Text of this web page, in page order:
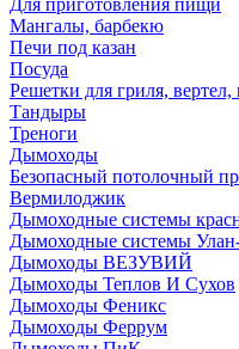
Для приготовления пищи
Мангалы, барбекю
Печи под казан
Посуда
Решетки для гриля,
Тандыры
Треноги
Дымоходы
Безопасный потолочный
Вермилоджик
Дымоходные системы
Дымоходные системы
Дымоходы ВЕЗУВИЙ
Дымоходы Теплов И Сухов
Дымоходы Феникс
Дымоходы Феррум